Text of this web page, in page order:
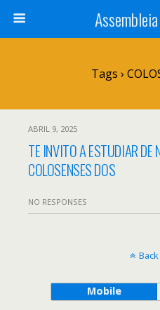
Tags ›
ABRIL 9, 2025
TE INVITO A ESTUDIAR DE
COLOSENSES DOS
NO RESPONSES
Mobile